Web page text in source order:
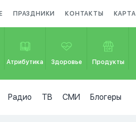
ПРАЗДНИКИ КОНТАКТЫ КАРТА
Атрибутика Здоровье Продукты
Радио ТВ СМИ Блогеры